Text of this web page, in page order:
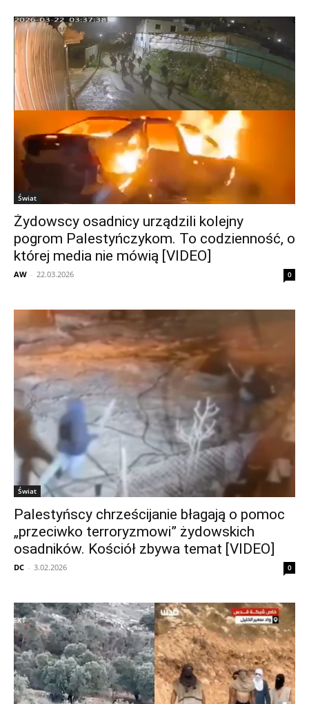
Świat
Żydowscy osadnicy urządzili kolejny
pogrom Palestyńczykom. To codzienność, o
której media nie mówią [VIDEO]
AW - 22.03.2026 0
Świat
Palestyńscy chrześcijanie błagają o pomoc
„przeciwko terroryzmowi” żydowskich
osadników. Kościół zbywa temat [VIDEO]
DC - 3.02.2026 0